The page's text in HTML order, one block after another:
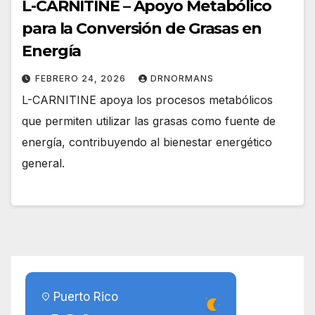
L-CARNITINE – Apoyo Metabólico
para la Conversión de Grasas en
Energía
FEBRERO 24, 2026 DRNORMANS
L-CARNITINE apoya los procesos metabólicos
que permiten utilizar las grasas como fuente de
energía, contribuyendo al bienestar energético
general.
Puerto Rico